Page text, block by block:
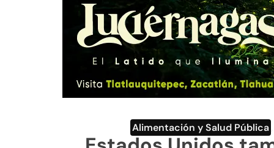
Alimentación y Salud Pública